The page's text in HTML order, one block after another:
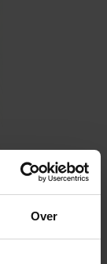
Over